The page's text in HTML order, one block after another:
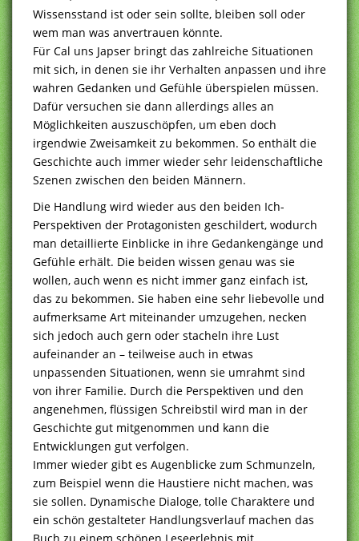
Wissensstand ist oder sein sollte, bleiben soll oder
wem man was anvertrauen könnte.
Für Cal uns Japser bringt das zahlreiche Situationen
mit sich, in denen sie ihr Verhalten anpassen und ihre
wahren Gedanken und Gefühle überspielen müssen.
Dafür versuchen sie dann allerdings alles an
Möglichkeiten auszuschöpfen, um eben doch
irgendwie Zweisamkeit zu bekommen. So enthält die
Geschichte auch immer wieder sehr leidenschaftliche
Szenen zwischen den beiden Männern.
Die Handlung wird wieder aus den beiden Ich-
Perspektiven der Protagonisten geschildert, wodurch
man detaillierte Einblicke in ihre Gedankengänge und
Gefühle erhält. Die beiden wissen genau was sie
wollen, auch wenn es nicht immer ganz einfach ist,
das zu bekommen. Sie haben eine sehr liebevolle und
aufmerksame Art miteinander umzugehen, necken
sich jedoch auch gern oder stacheln ihre Lust
aufeinander an – teilweise auch in etwas
unpassenden Situationen, wenn sie umrahmt sind
von ihrer Familie. Durch die Perspektiven und den
angenehmen, flüssigen Schreibstil wird man in der
Geschichte gut mitgenommen und kann die
Entwicklungen gut verfolgen.
Immer wieder gibt es Augenblicke zum Schmunzeln,
zum Beispiel wenn die Haustiere nicht machen, was
sie sollen. Dynamische Dialoge, tolle Charaktere und
ein schön gestalteter Handlungsverlauf machen das